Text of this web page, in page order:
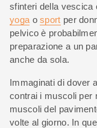
sfinteri della vescica
yoga osport per
pelvico è
preparazione a un
anche da sola.
Immaginati di dover
contrai i muscoli per
muscoli del
volte al giorno. In